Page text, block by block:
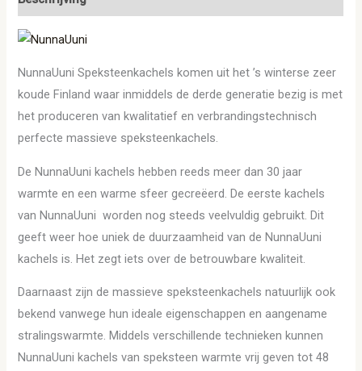
NunnaUuni Speksteenkachels komen uit het ’s winterse zeer
koude Finland waar inmiddels de derde generatie bezig is met
het produceren van kwalitatief en verbrandingstechnisch
perfecte massieve speksteenkachels.
De NunnaUuni kachels hebben reeds meer dan 30 jaar
warmte en een warme sfeer gecreëerd. De eerste kachels
van NunnaUuni worden nog steeds veelvuldig gebruikt. Dit
geeft weer hoe uniek de duurzaamheid van de NunnaUuni
kachels is. Het zegt iets over de betrouwbare kwaliteit.
Daarnaast zijn de massieve speksteenkachels natuurlijk ook
bekend vanwege hun ideale eigenschappen en aangename
stralingswarmte. Middels verschillende technieken kunnen
NunnaUuni kachels van speksteen warmte vrij geven tot 48